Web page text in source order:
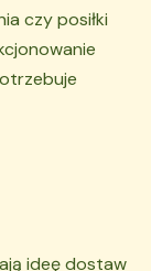
czy posiłki
ideę dostaw